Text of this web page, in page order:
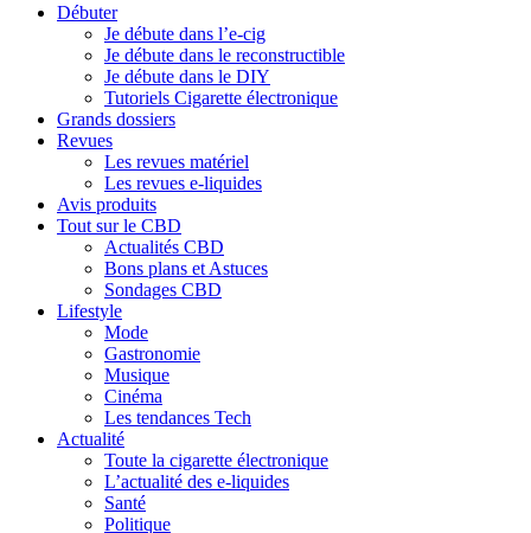
Débuter
Je débute dans l’e-cig
Je débute dans le reconstructible
Je débute dans le DIY
Tutoriels Cigarette électronique
Grands dossiers
Revues
Les revues matériel
Les revues e-liquides
Avis produits
Tout sur le CBD
Actualités CBD
Bons plans et Astuces
Sondages CBD
Lifestyle
Mode
Gastronomie
Musique
Cinéma
Les tendances Tech
Actualité
Toute la cigarette électronique
L’actualité des e-liquides
Santé
Politique